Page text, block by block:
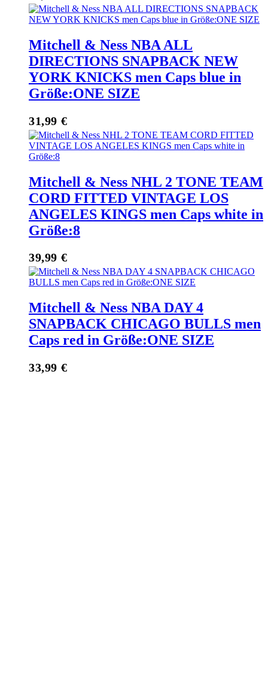
Mitchell & Ness NBA ALL
DIRECTIONS SNAPBACK NEW
YORK KNICKS men Caps blue in
Größe:ONE SIZE
31,99 €
Mitchell & Ness NHL 2 TONE TEAM
CORD FITTED VINTAGE LOS
ANGELES KINGS men Caps white in
Größe:8
39,99 €
Mitchell & Ness NBA DAY 4
SNAPBACK CHICAGO BULLS men
Caps red in Größe:ONE SIZE
33,99 €